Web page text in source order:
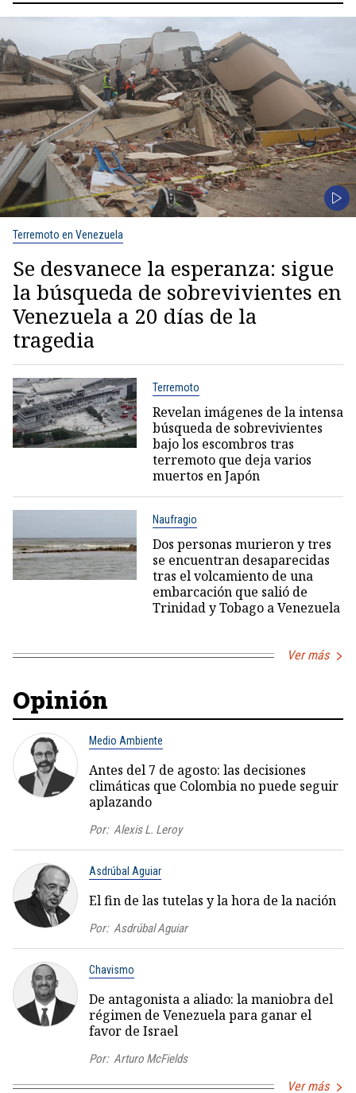
Terremoto en Venezuela
Se desvanece la esperanza: sigue
la búsqueda de sobrevivientes en
Venezuela a 20 días de la
tragedia
Terremoto
Revelan imágenes de la intensa
búsqueda de sobrevivientes
bajo los escombros tras
terremoto que deja varios
muertos en Japón
Naufragio
Dos personas murieron y tres
se encuentran desaparecidas
tras el volcamiento de una
embarcación que salió de
Trinidad y Tobago a Venezuela
Ver más
Opinión
Medio Ambiente
Antes del 7 de agosto: las decisiones
climáticas que Colombia no puede seguir
aplazando
Por: Alexis L. Leroy
Asdrúbal Aguiar
El fin de las tutelas y la hora de la nación
Por: Asdrúbal Aguiar
Chavismo
De antagonista a aliado: la maniobra del
régimen de Venezuela para ganar el
favor de Israel
Por: Arturo McFields
Ver más